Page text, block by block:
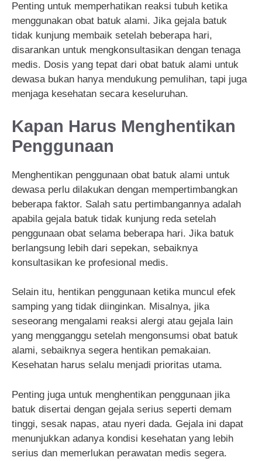
Penting untuk memperhatikan reaksi tubuh ketika
menggunakan obat batuk alami. Jika gejala batuk
tidak kunjung membaik setelah beberapa hari,
disarankan untuk mengkonsultasikan dengan tenaga
medis. Dosis yang tepat dari obat batuk alami untuk
dewasa bukan hanya mendukung pemulihan, tapi juga
menjaga kesehatan secara keseluruhan.
Kapan Harus Menghentikan
Penggunaan
Menghentikan penggunaan obat batuk alami untuk
dewasa perlu dilakukan dengan mempertimbangkan
beberapa faktor. Salah satu pertimbangannya adalah
apabila gejala batuk tidak kunjung reda setelah
penggunaan obat selama beberapa hari. Jika batuk
berlangsung lebih dari sepekan, sebaiknya
konsultasikan ke profesional medis.
Selain itu, hentikan penggunaan ketika muncul efek
samping yang tidak diinginkan. Misalnya, jika
seseorang mengalami reaksi alergi atau gejala lain
yang mengganggu setelah mengonsumsi obat batuk
alami, sebaiknya segera hentikan pemakaian.
Kesehatan harus selalu menjadi prioritas utama.
Penting juga untuk menghentikan penggunaan jika
batuk disertai dengan gejala serius seperti demam
tinggi, sesak napas, atau nyeri dada. Gejala ini dapat
menunjukkan adanya kondisi kesehatan yang lebih
serius dan memerlukan perawatan medis segera.